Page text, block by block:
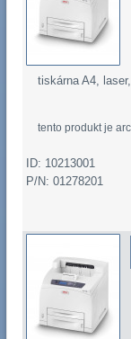
tiskárna A4,
tento produkt je
ID: 10213001
P/N: 01278201